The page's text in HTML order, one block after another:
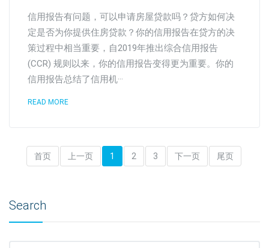
信用报告有问题，可以申请房屋贷款吗？贷方如何决
定是否为你提供住房贷款？你的信用报告在贷方的决
策过程中相当重要，自2019年推出综合信用报告
(CCR) 规则以来，你的信用报告变得更为重要。你的
信用报告总结了信用机···
READ MORE
首页 上一页 1 2 3 下一页 尾页
Search